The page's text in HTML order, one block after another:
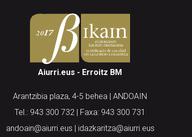
Aiurri.eus - Erroitz BM
Arantzibia plaza, 4-5 behea | ANDOAIN
Tel.: 943 300 732 | Faxa: 943 300 731
andoain@aiurri.eus | idazkaritza@aiurri.eus